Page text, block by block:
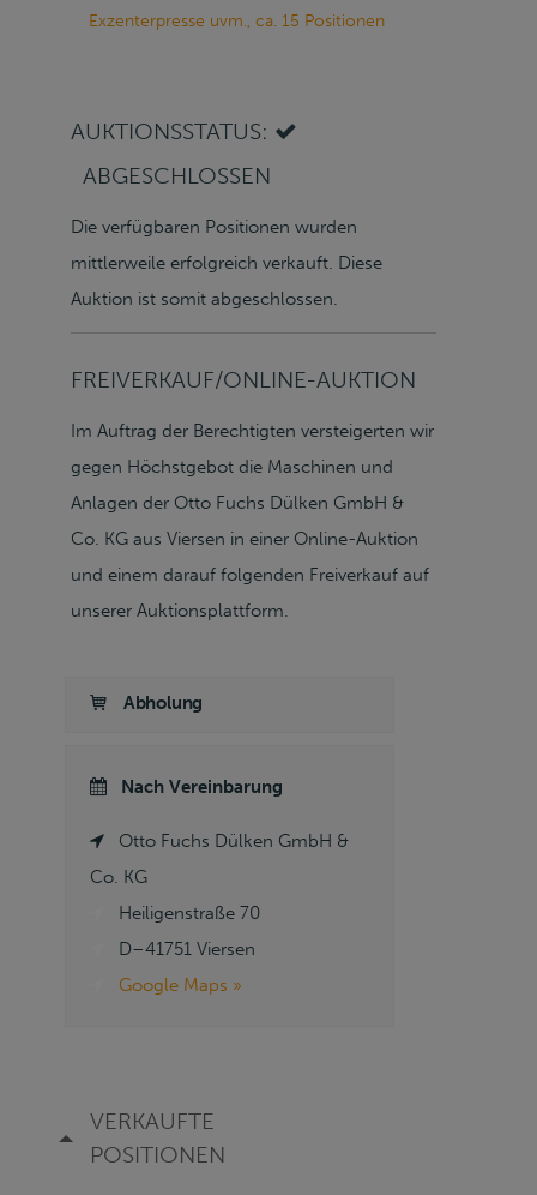
Exzenterpresse uvm., ca. 15 Positionen
AUKTIONSSTATUS:
ABGESCHLOSSEN
Die verfügbaren Positionen wurden
mittlerweile erfolgreich verkauft. Diese
Auktion ist somit abgeschlossen.
FREIVERKAUF/ONLINE-AUKTION
Im Auftrag der Berechtigten versteigerten wir
gegen Höchstgebot die Maschinen und
Anlagen der Otto Fuchs Dülken GmbH &
Co. KG aus Viersen in einer Online-Auktion
und einem darauf folgenden Freiverkauf auf
unserer Auktionsplattform.
Abholung
Nach Vereinbarung
Otto Fuchs Dülken GmbH &
Co. KG
Heiligenstraße 70
D–41751 Viersen
Google Maps »
VERKAUFTE
POSITIONEN